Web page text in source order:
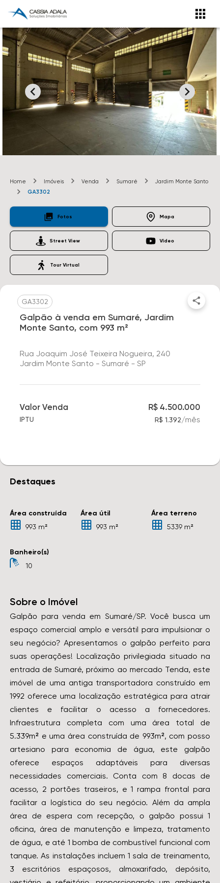
Home Imóveis Venda Sumaré
Jardim Monte Santo
GA3302
Fotos Mapa
Street View Vídeo
Tour Virtual
GA3302
Galpão à venda em Sumaré, Jardim
Monte Santo, com 993 m²
Rua Joaquim José Teixeira Nogueira, 240
Jardim Monte Santo - Sumaré - SP
Valor Venda R$ 4.500.000
IPTU R$ 1.392/mês
Destaques
Área construída
993 m²
Área útil
993 m²
Área terreno
5339 m²
Banheiro(s)
10
Sobre o Imóvel
Galpão para venda em Sumaré/SP. Você busca um
espaço comercial amplo e versátil para impulsionar o
seu negócio? Apresentamos o galpão perfeito para
suas operações! Localização privilegiada situado na
entrada de Sumaré, próximo ao mercado Tenda, este
imóvel de uma antiga transportadora construído em
1992 oferece uma localização estratégica para atrair
clientes e facilitar o acesso a fornecedores.
Infraestrutura completa com uma área total de
5.339m² e uma área construída de 993m², com posso
artesiano para economia de água, este galpão
oferece espaços adaptáveis para diversas
necessidades comerciais. Conta com 8 docas de
acesso, 2 portões traseiros, e 1 rampa frontal para
facilitar a logística do seu negócio. Além da ampla
área de espera com recepção, o galpão possui 1
oficina, área de manutenção e limpeza, tratamento
de água, e até 1 bomba de combustível funcional com
tanque. As instalações incluem 1 sala de treinamento,
3 escritórios espaçosos, almoxarifado, depósito,